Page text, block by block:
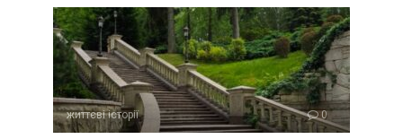
життєві історії 0